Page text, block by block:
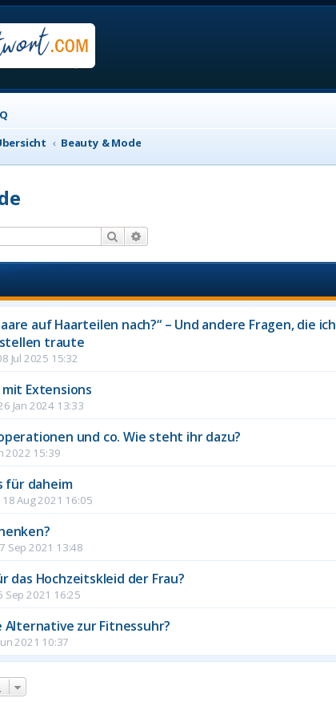
Beauty & Mode
Suche
auf Haarteilen nach?“ – Und andere Fragen, die ich
traute
Jul 2025 15:32
Extensions
Jan 2024 13:33
und co. Wie steht ihr dazu?
2022 15:39
für daheim
18 Aug 2021 16:05
Sep 2021 13:48
das Hochzeitskleid der Frau?
Sep 2021 16:25
Alternative zur Fitnessuhr?
2021 10:37